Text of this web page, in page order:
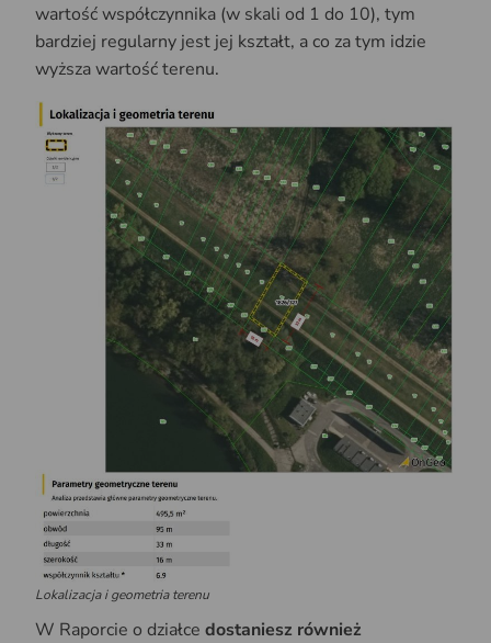
wartość współczynnika (w skali od 1 do 10), tym
bardziej regularny jest jej kształt, a co za tym idzie
wyższa wartość terenu.
Lokalizacja i geometria terenu
W Raporcie o działce dostaniesz również